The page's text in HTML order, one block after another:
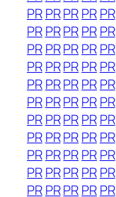
PRPRPRPRPR
PRPRPRPRPR
PRPRPRPRPR
PRPRPRPRPR
PRPRPRPRPR
PRPRPRPRPR
PRPRPRPRPR
PRPRPRPRPR
PRPRPRPRPR
PRPRPRPRPR
PRPRPRPRPR